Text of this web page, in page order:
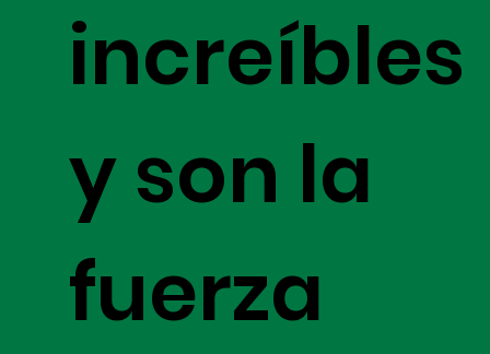
increíbles
y son la
fuerza